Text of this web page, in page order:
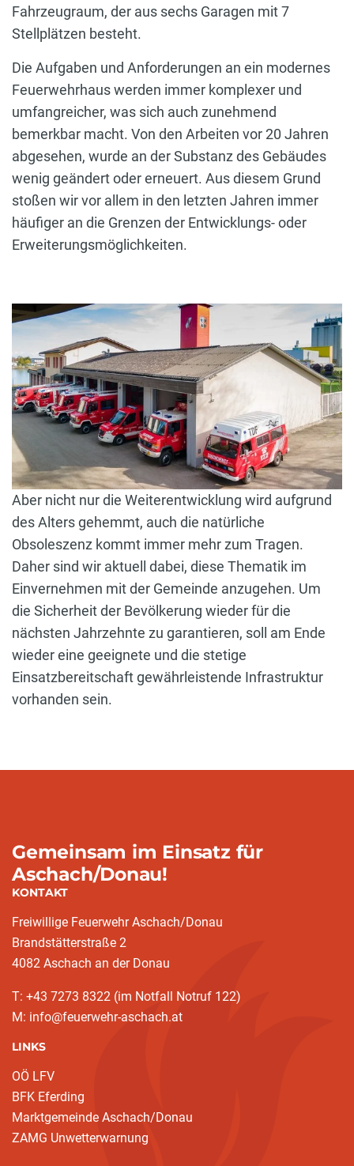
Fahrzeugraum, der aus sechs Garagen mit 7
Stellplätzen besteht.
Die Aufgaben und Anforderungen an ein modernes
Feuerwehrhaus werden immer komplexer und
umfangreicher, was sich auch zunehmend
bemerkbar macht. Von den Arbeiten vor 20 Jahren
abgesehen, wurde an der Substanz des Gebäudes
wenig geändert oder erneuert. Aus diesem Grund
stoßen wir vor allem in den letzten Jahren immer
häufiger an die Grenzen der Entwicklungs- oder
Erweiterungsmöglichkeiten.
Aber nicht nur die Weiterentwicklung wird aufgrund
des Alters gehemmt, auch die natürliche
Obsoleszenz kommt immer mehr zum Tragen.
Daher sind wir aktuell dabei, diese Thematik im
Einvernehmen mit der Gemeinde anzugehen. Um
die Sicherheit der Bevölkerung wieder für die
nächsten Jahrzehnte zu garantieren, soll am Ende
wieder eine geeignete und die stetige
Einsatzbereitschaft gewährleistende Infrastruktur
vorhanden sein.
Gemeinsam im Einsatz für
Aschach/Donau!
KONTAKT
Freiwillige Feuerwehr Aschach/Donau
Brandstätterstraße 2
4082 Aschach an der Donau
T: +43 7273 8322 (im Notfall Notruf 122)
M: info@feuerwehr-aschach.at
LINKS
OÖ LFV
BFK Eferding
Marktgemeinde Aschach/Donau
ZAMG Unwetterwarnung